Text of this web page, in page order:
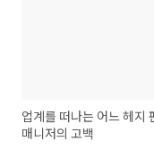
업계를 떠나는 어느 헤지
매니저의 고백